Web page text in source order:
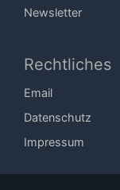
Newsletter
Rechtliches
Email
Datenschutz
Impressum